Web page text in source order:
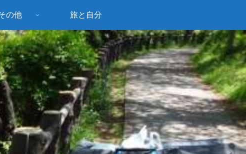
の他 旅と自分